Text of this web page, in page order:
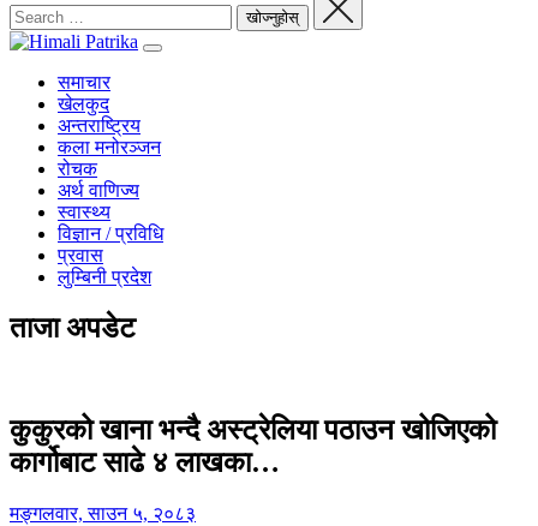
समाचार
खेलकुद
अन्तराष्ट्रिय
कला मनोरञ्जन
रोचक
अर्थ वाणिज्य
स्वास्थ्य
विज्ञान / प्रविधि
प्रवास
लुम्बिनी प्रदेश
ताजा अपडेट
कुकुरको खाना भन्दै अस्ट्रेलिया पठाउन खोजिएको
कार्गोबाट साढे ४ लाखका…
मङ्गलवार, साउन ५, २०८३